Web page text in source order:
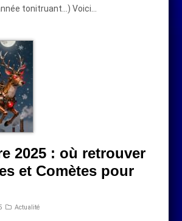
tonitruant...) Voici…
2025 : où retrouver
et Comètes pour
Actualité